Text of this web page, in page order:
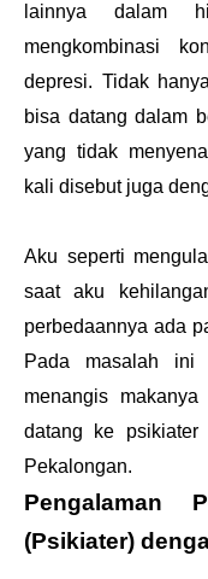
lainnya dalam
mengkombinasi
depresi. Tidak
bisa datang dalam
yang tidak
kali disebut juga
Aku seperti
saat aku
perbedaannya ada
Pada masalah ini
menangis
datang ke
Pekalongan.
Pengalaman
(Psikiater)